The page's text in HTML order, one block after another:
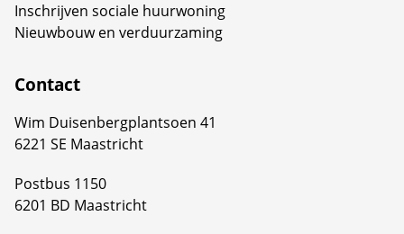
Inschrijven sociale huurwoning
Nieuwbouw en verduurzaming
Contact
Wim Duisenbergplantsoen 41
6221 SE Maastricht
Postbus 1150
6201 BD Maastricht